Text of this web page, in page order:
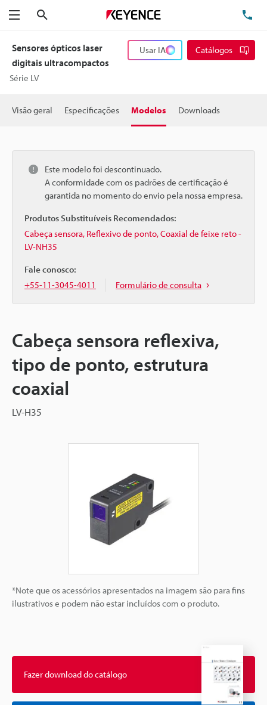
Menu
Sensores ópticos laser
digitais ultracompactos
Série LV
Usar IA Catálogos
Visão geral Especificações Modelos Downloads
Este modelo foi descontinuado.
A conformidade com os padrões de certificação é
garantida no momento do envio pela nossa empresa.
Produtos Substituíveis Recomendados:
Cabeça sensora, Reflexivo de ponto, Coaxial de feixe reto -
LV-NH35
Fale conosco:
+55-11-3045-4011
Formulário de consulta
Cabeça sensora reflexiva,
tipo de ponto, estrutura
coaxial
LV-H35
*Note que os acessórios apresentados na imagem são para fins
ilustrativos e podem não estar incluídos com o produto.
Fazer download do catálogo